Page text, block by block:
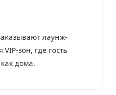
лаунж-
зон, где гость
дома.